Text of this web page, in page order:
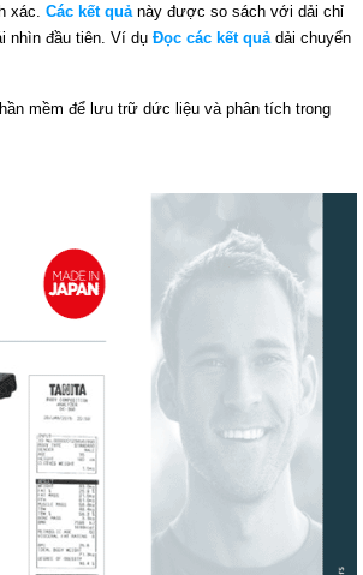
xác. Các kết quảnày được so sách với dải chỉ
nhìn đầu tiên. Ví dụ Đọc các kết quảdải chuyển
mềm để lưu trữ dức liệu và phân tích trong